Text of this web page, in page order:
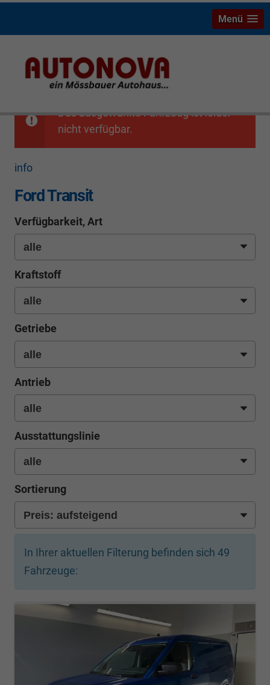
Menü
Das ausgewählte Fahrzeug ist leider
nicht verfügbar.
info
Ford Transit
Verfügbarkeit, Art
Kraftstoff
Getriebe
Antrieb
Ausstattungslinie
Sortierung
In Ihrer aktuellen Filterung befinden sich 49
Fahrzeuge: